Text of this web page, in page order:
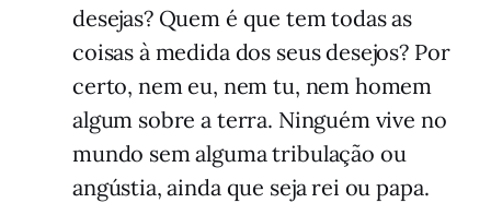
desejas? Quem é que tem todas as
coisas à medida dos seus desejos? Por
certo, nem eu, nem tu, nem homem
algum sobre a terra. Ninguém vive no
mundo sem alguma tribulação ou
angústia, ainda que seja rei ou papa.